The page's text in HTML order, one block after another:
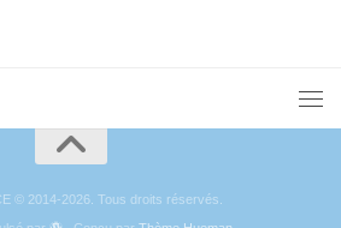
© 2014-2026. Tous droits réservés.